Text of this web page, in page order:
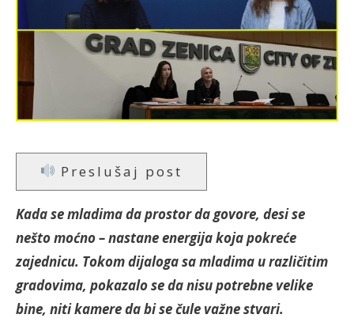
Preslušaj post
Kada se mladima da prostor da govore, desi se
nešto moćno – nastane energija koja pokreće
zajednicu. Tokom dijaloga sa mladima u različitim
gradovima, pokazalo se da nisu potrebne velike
bine, niti kamere da bi se čule važne stvari.